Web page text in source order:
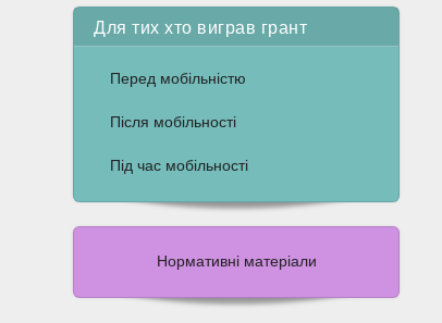
Для тих хто виграв грант
Перед мобільністю
Після мобільності
Під час мобільності
Нормативні матеріали